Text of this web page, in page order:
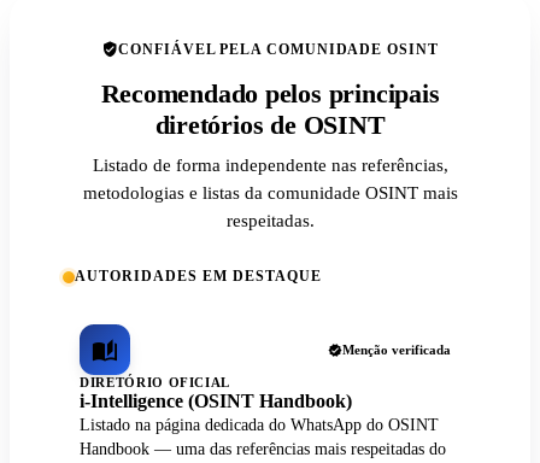
CONFIÁVEL PELA COMUNIDADE OSINT
Recomendado pelos principais
diretórios de OSINT
Listado de forma independente nas referências,
metodologias e listas da comunidade OSINT mais
respeitadas.
AUTORIDADES EM DESTAQUE
Menção verificada
DIRETÓRIO OFICIAL
i-Intelligence (OSINT Handbook)
Listado na página dedicada do WhatsApp do OSINT
Handbook — uma das referências mais respeitadas do